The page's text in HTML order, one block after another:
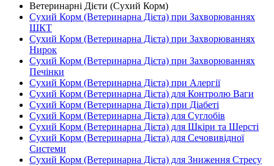
Ветеринарні Дієти (Сухий Корм)
Сухий Корм (Ветеринарна Дієта) при Захворюваннях
ШКТ
Сухий Корм (Ветеринарна Дієта) при Захворюваннях
Нирок
Сухий Корм (Ветеринарна Дієта) при Захворюваннях
Печінки
Сухий Корм (Ветеринарна Дієта) при Алергії
Сухий Корм (Ветеринарна Дієта) для Контролю Ваги
Сухий Корм (Ветеринарна Дієта) при Діабеті
Сухий Корм (Ветеринарна Дієта) для Суглобів
Сухий Корм (Ветеринарна Дієта) для Шкіри та Шерсті
Сухий Корм (Ветеринарна Дієта) для Сечовивідної
Системи
Сухий Корм (Ветеринарна Дієта) для Зниження Стресу